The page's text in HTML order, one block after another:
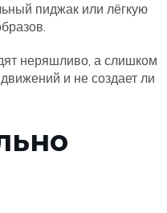
пиджак или лёгкую
неряшливо, а слишком
и не создает ли